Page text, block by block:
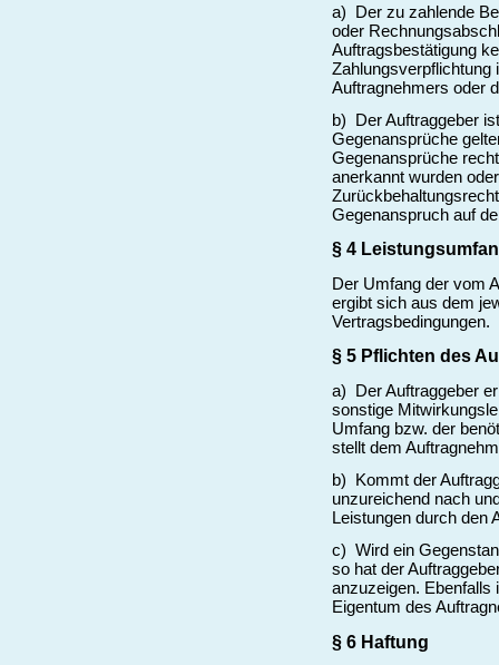
a) Der zu zahlende
oder
Auftragsbestätigung
Zahlungsverpflichtung
Auftragnehmers oder
b) Der Auftraggeber
Gegenansprüche
Gegenansprüche
anerkannt wurden
Gegenanspruch auf
§ 4
Der Umfang der vom
ergibt sich aus dem
Vertragsbedingungen.
§ 5 Pflichten des
a) Der Auftraggeber
sonstige
Umfang bzw. der
stellt dem
b) Kommt der
unzureichend nach
Leistungen durch den
c) Wird ein
so hat der
anzuzeigen. Ebenfalls
Eigentum des
§ 6 Haftung